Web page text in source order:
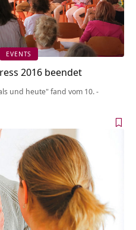
EVENTS
2016 beendet
und heute" fand vom 10. -